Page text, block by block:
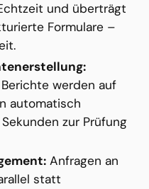
und überträgt
Formulare –
werden auf
automatisch
zur Prüfung
Anfragen an
statt